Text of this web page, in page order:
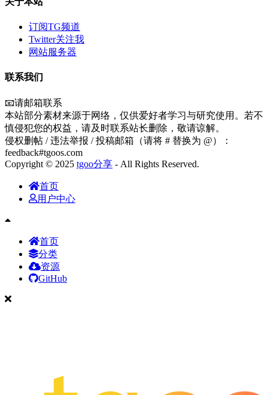
订阅TG频道
Twitter关注我
网站服务器
联系我们
📧请邮箱联系
本站部分素材来源于网络，仅供爱好者学习与研究使用。若不
慎侵犯您的权益，请及时联系站长删除，敬请谅解。
侵权删帖 / 违法举报 / 投稿邮箱（请将 # 替换为 @）：
feedback#tgoos.com
Copyright © 2025 tgoo分享 - All Rights Reserved.
首页
用户中心
首页
分类
资源
GitHub